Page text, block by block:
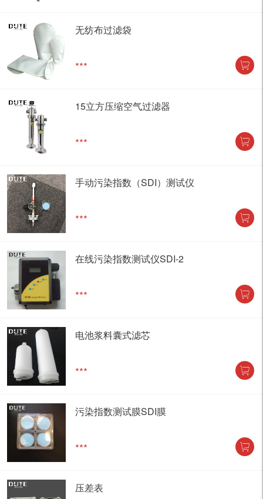
无纺布过滤袋
***
15立方压缩空气过滤器
***
手动污染指数（SDI）测试仪
***
在线污染指数测试仪SDI-2
***
电池浆料囊式滤芯
***
污染指数测试膜SDI膜
***
压差表